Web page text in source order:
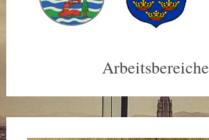
Arbeitsbereiche